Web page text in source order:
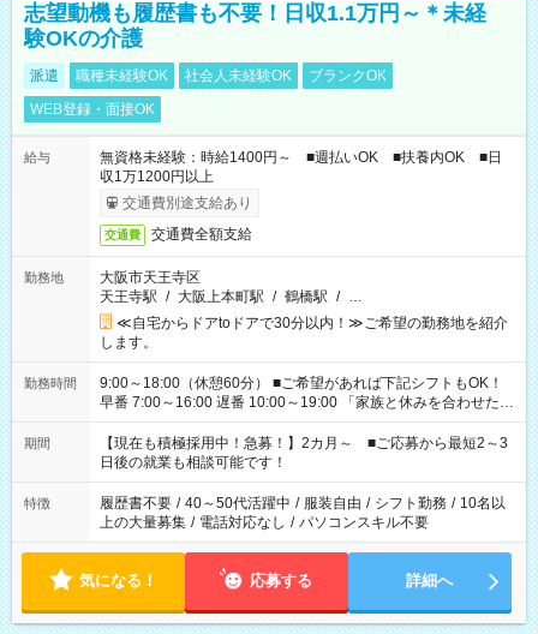
志望動機も履歴書も不要！日収1.1万円～＊未経
験OKの介護
派遣 職種未経験OK 社会人未経験OK
ブランクOK
WEB登録・面接OK
給与
無資格未経験：時給1400円～ ■週払いOK ■扶養内OK ■日
収1万1200円以上
交通費別途支給あり
交通費 交通費全額支給
勤務地
大阪市天王寺区
天王寺駅 / 大阪上本町駅 / 鶴橋駅 / …
≪自宅からドアtoドアで30分以内！≫ご希望の勤務地を紹介
します。
勤務時間
9:00～18:00（休憩60分） ■ご希望があれば下記シフトもOK！
早番 7:00～16:00 遅番 10:00～19:00 「家族と休みを合わせた
い」 「余裕を持って夕飯の準備がしたい」 「できれば残業はし
たくない」 など、ご希望を教えてくださいね。 ※Wワーク希望
の方へ 今ご覧のお仕事で希望する勤務時間と、もう1つのお仕事
の勤務時間。 合計で週40時間を超える場合は応募できません。
期間
【現在も積極採用中！急募！】2カ月～ ■ご応募から最短2～3
日後の就業も相談可能です！
特徴 履歴書不要 / 40～50代活躍中 / 服装自由 / シフト勤務 / 10名以
上の大量募集 / 電話対応なし / パソコンスキル不要
気になる！ 応募する 詳細へ